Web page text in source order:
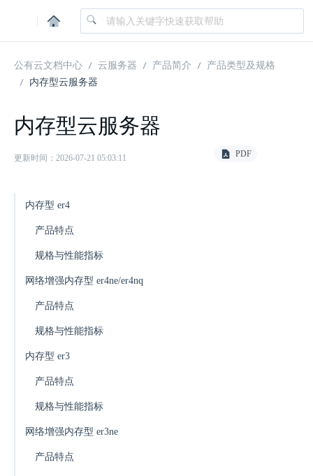
|
公有云文档中心 云服务器 产品简介
产品类型及规格
内存型云服务器
内存型云服务器
更新时间：2026-07-21 05:03:11 PDF
内存型 er4
产品特点
规格与性能指标
网络增强内存型 er4ne/er4nq
产品特点
规格与性能指标
内存型 er3
产品特点
规格与性能指标
网络增强内存型 er3ne
产品特点